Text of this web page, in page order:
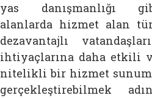
yas danışmanlığı
alanlarda hizmet alan
dezavantajlı
ihtiyaçlarına daha etkili
nitelikli bir hizmet
gerçekleştirebilmek